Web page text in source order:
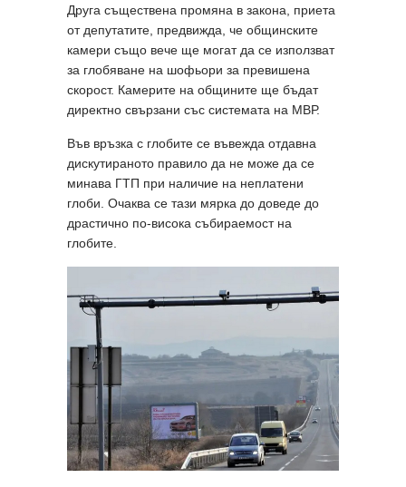
Друга съществена промяна в закона, приета
от депутатите, предвижда, че общинските
камери също вече ще могат да се използват
за глобяване на шофьори за превишена
скорост. Камерите на общините ще бъдат
директно свързани със системата на МВР.
Във връзка с глобите се въвежда отдавна
дискутираното правило да не може да се
минава ГТП при наличие на неплатени
глоби. Очаква се тази мярка до доведе до
драстично по-висока събираемост на
глобите.